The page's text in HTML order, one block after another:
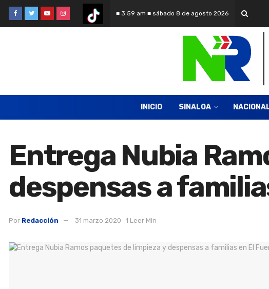
■ 3:59 am ■ sábado 8 de agosto 2026
INICIO SINALOA
Entrega Nubia
despensas a
Por Redacción 31 marzo 2020 1 Leer Min